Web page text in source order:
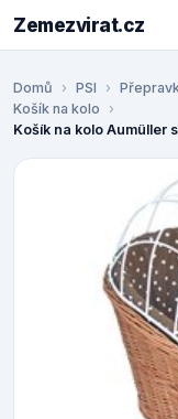
Zemezvirat.cz
Domů PSI
Košík na kolo
Košík na kolo Aumüller